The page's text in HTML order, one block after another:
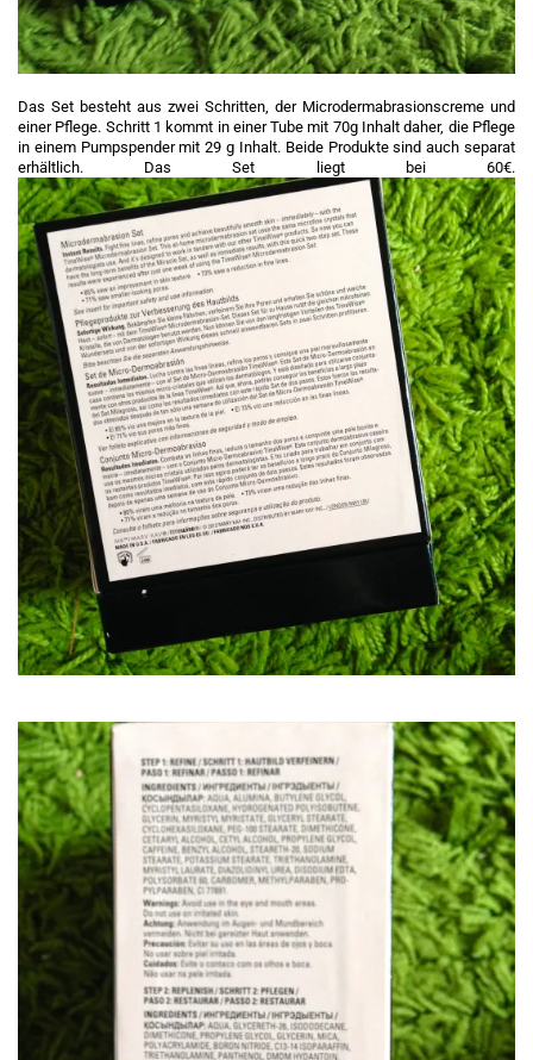
Das Set besteht aus zwei Schritten, der Microdermabrasionscreme und
einer Pflege. Schritt 1 kommt in einer Tube mit 70g Inhalt daher, die Pflege
in einem Pumpspender mit 29 g Inhalt. Beide Produkte sind auch separat
erhältlich. Das Set liegt bei 60€.